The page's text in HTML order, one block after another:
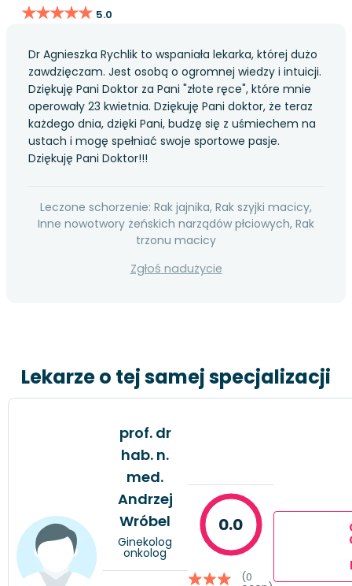
★★★★★
★★★★★ 5.0
Dr Agnieszka Rychlik to wspaniała lekarka, której dużo
zawdzięczam. Jest osobą o ogromnej wiedzy i intuicji.
Dziękuję Pani Doktor za Pani "złote ręce", które mnie
operowały 23 kwietnia. Dziękuję Pani doktor, że teraz
każdego dnia, dzięki Pani, budzę się z uśmiechem na
ustach i mogę spełniać swoje sportowe pasje.
Dziękuję Pani Doktor!!!
Leczone schorzenie: Rak jajnika, Rak szyjki macicy,
Inne nowotwory żeńskich narządów płciowych, Rak
trzonu macicy
Zgłoś nadużycie
Lekarze o tej samej specjalizacji
prof. dr
hab. n.
med.
Andrzej
Wróbel
Ginekolog
onkolog
0.0
(0